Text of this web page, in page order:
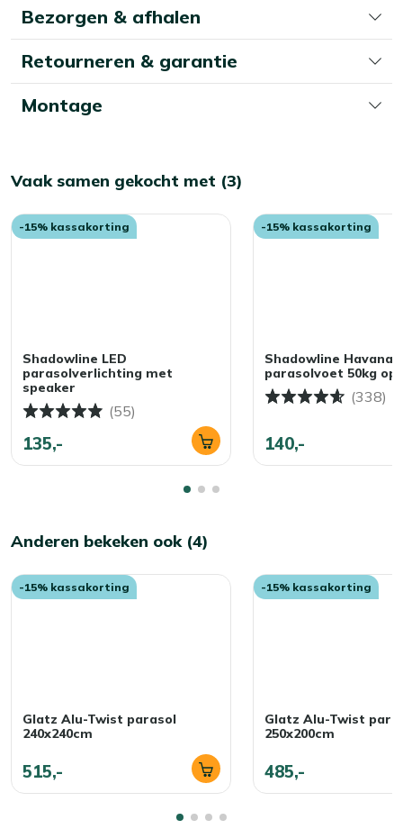
Bezorgen & afhalen
Retourneren & garantie
Montage
Vaak samen gekocht met (3)
-15% kassakorting
Shadowline LED
parasolverlichting met
speaker
(55)
135,-
-15% kassakorting
Shadowline Havana
parasolvoet 50kg op
(338)
140,-
Anderen bekeken ook (4)
-15% kassakorting
Glatz Alu-Twist parasol
240x240cm
515,-
-15% kassakorting
Glatz Alu-Twist
250x200cm
485,-